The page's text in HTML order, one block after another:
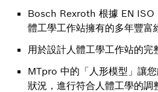
Bosch Rexroth 根據 EN ISO
體工學工作站擁有的多年豐富
用於設計人體工學工作站的完
MTpro 中的「人形模型」讓
狀況，進行符合人體工學的調